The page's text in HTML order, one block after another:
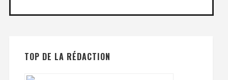
TOP DE LA RÉDACTION